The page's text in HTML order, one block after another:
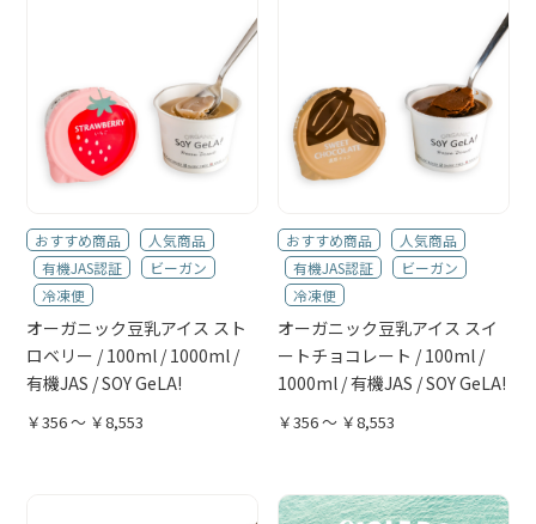
おすすめ商品
人気商品
有機JAS認証
ビーガン
冷凍便
オーガニック豆乳アイス スト
ロベリー / 100ml / 1000ml /
有機JAS / SOY GeLA!
￥356 ～ ￥8,553
おすすめ商品
人気商品
有機JAS認証
ビーガン
冷凍便
オーガニック豆乳アイス スイ
ートチョコレート / 100ml /
1000ml / 有機JAS / SOY GeLA!
￥356 ～ ￥8,553